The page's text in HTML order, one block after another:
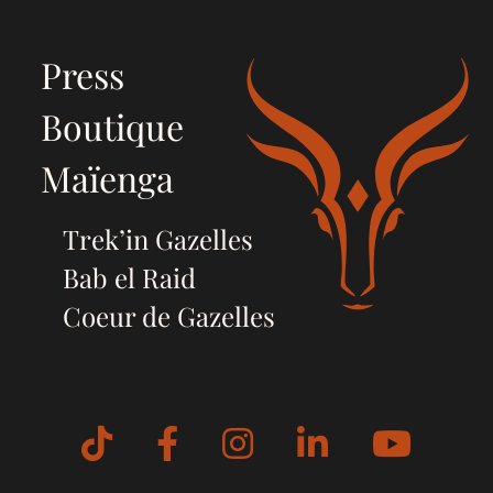
Press
Boutique
Maïenga
Trek’in Gazelles
Bab el Raid
Coeur de Gazelles
Tiktok FacebookInstagram
LinkedIn